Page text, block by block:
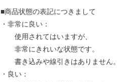
■商品状態の表記につきまして
・非常に良い：
使用されてはいますが、
非常にきれいな状態です。
書き込みや線引きはありません。
・良い：